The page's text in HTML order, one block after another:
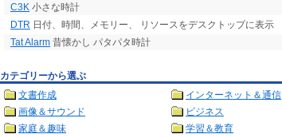
C3K 小さな時計
DTR 日付、時間、メモリー、 リソースをデスクトップに表示
Tat Alarm 昔懐かし パタパタ時計
カテゴリーから選ぶ
文書作成
インターネット＆通信
画像＆サウンド
ビジネス
家庭＆趣味
学習＆教育